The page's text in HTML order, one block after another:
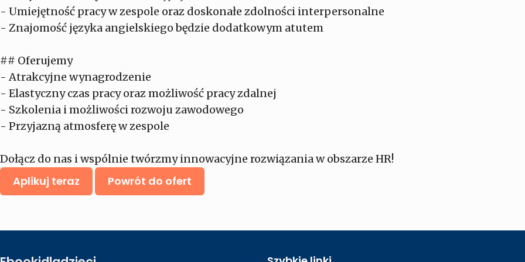
- Umiejętność pracy w zespole oraz doskonałe zdolności interpersonalne
- Znajomość języka angielskiego będzie dodatkowym atutem
## Oferujemy
- Atrakcyjne wynagrodzenie
- Elastyczny czas pracy oraz możliwość pracy zdalnej
- Szkolenia i możliwości rozwoju zawodowego
- Przyjazną atmosferę w zespole
Dołącz do nas i wspólnie twórzmy innowacyjne rozwiązania w obszarze HR!
Aplikuj teraz Powrót do ofert